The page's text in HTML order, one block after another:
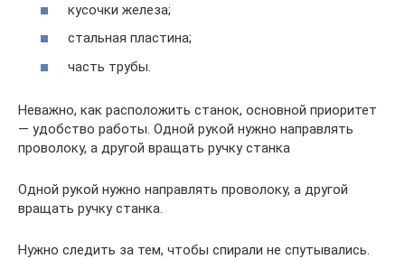
кусочки железа;
стальная пластина;
часть трубы.
Неважно, как расположить станок, основной приоритет
— удобство работы. Одной рукой нужно направлять
проволоку, а другой вращать ручку станка
Одной рукой нужно направлять проволоку, а другой
вращать ручку станка.
Нужно следить за тем, чтобы спирали не спутывались.